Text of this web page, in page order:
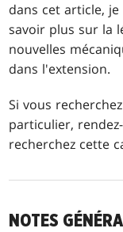
dans cet article,
savoir plus sur la
nouvelles
dans l'extension.
Si vous
particulier,
recherchez cette
NOTES